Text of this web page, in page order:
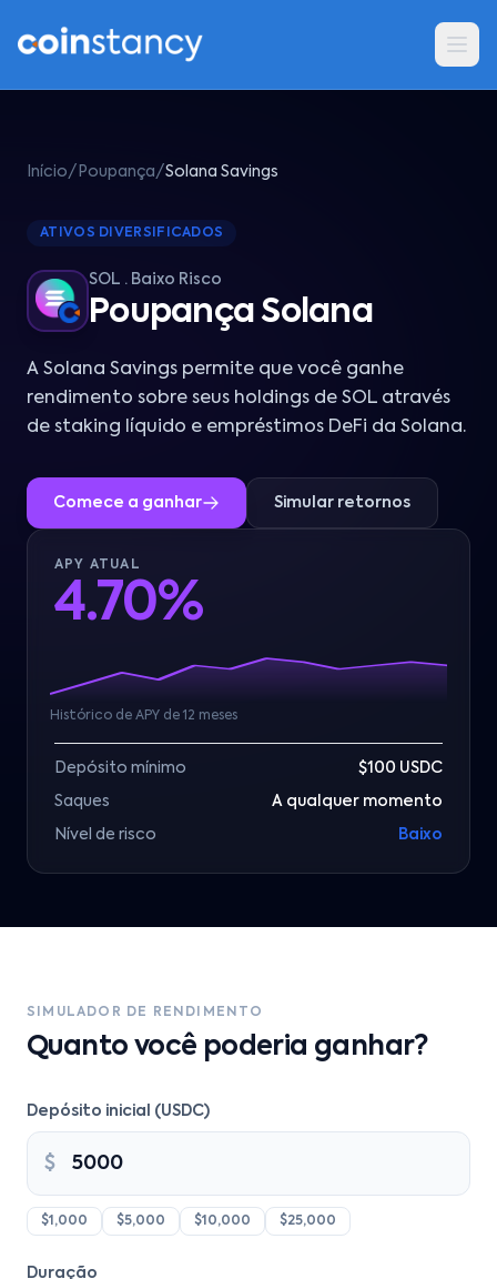
Início/ Poupança/Solana Savings
ATIVOS DIVERSIFICADOS
SOL · Baixo Risco
Poupança Solana
A Solana Savings permite que você ganhe
rendimento sobre seus holdings de SOL através
de staking líquido e empréstimos DeFi da Solana.
Comece a ganhar Simular retornos
APY ATUAL
4.70%
Histórico de APY de 12 meses
Depósito mínimo $100 USDC
Saques A qualquer momento
Nível de risco Baixo
SIMULADOR DE RENDIMENTO
Quanto você poderia ganhar?
Depósito inicial (USDC)
$
$1,000 $5,000 $10,000 $25,000
Duração